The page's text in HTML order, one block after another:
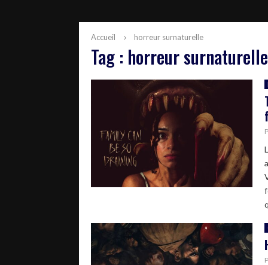
Accueil horreur surnaturelle
Tag : horreur surnaturelle